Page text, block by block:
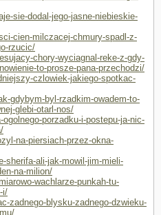
sie-dodal-jego-jasne-niebieskie-
cien-milczacej-chmury-spadl-z-
rzucic/
chory-wyciagnal-reke-z-gdy-
to-prosze-pana-przechodzi/
czlowiek-jakiego-spotkac-
gdybym-byl-rzadkim-owadem-to-
glebi-otarl-nos/
porzadku-i-postepu-ja-nic-
na-piersiach-przez-okna-
sherifa-ali-jak-mowil-jim-mieli-
na-milion/
wachlarze-punkah-tu-
i/
zadnego-blysku-zadnego-dzwieku-